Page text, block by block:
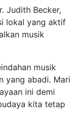
Judith Becker,
lokal yang aktif
musik
musik
yang abadi. Mari
ini demi
kita tetap